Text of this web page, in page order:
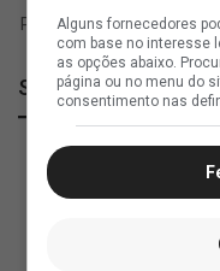
SuperVasco
Alguns fornecedores
com base no interesse
as opções abaixo.
página ou no menu do
consentimento nas